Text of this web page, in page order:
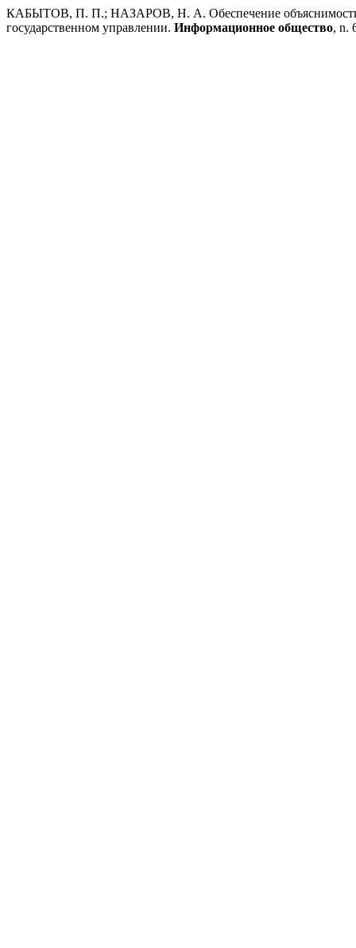
КАБЫТОВ, П. П.; НАЗАРОВ, Н. А. Обеспечение объяснимости
государственном управлении. Информационное общество, n.